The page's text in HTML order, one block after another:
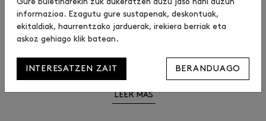
DESKONTUA ETA OPARIA
HAURRAREN EGUNAGATIK
OKAÏDI-N URBILEN APP-
2026/04/15
LEER MÁS
informazioa. Ezagutu gure sustapenak, deskontuak,
ekitaldiak, haurrentzako jarduerak, irekiera berriak eta
askoz gehiago klik batean.
INTERESATZEN ZAIT BERANDUAGO